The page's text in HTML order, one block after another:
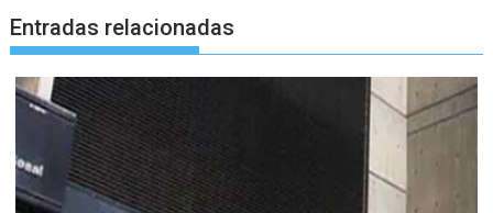
Entradas relacionadas